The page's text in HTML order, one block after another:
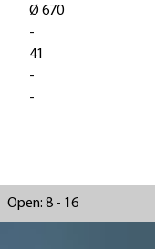
Ø 670
-
41
-
-
Open: 8 - 16